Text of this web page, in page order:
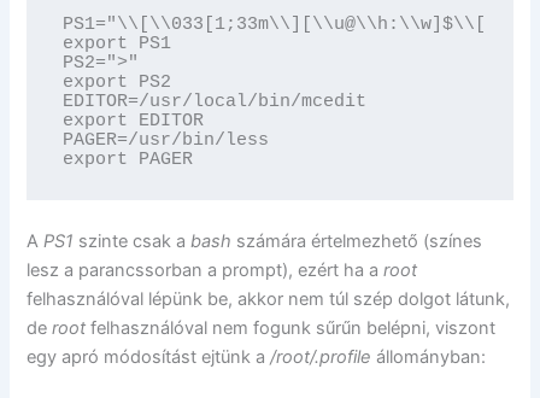
export PS1
PS2=">"
export PS2
EDITOR=/usr/local/bin/mcedit
export EDITOR
PAGER=/usr/bin/less
export PAGER
APS1 szinte csak abash számára értelmezhető (színes
lesz a parancssorban a prompt), ezért ha aroot
felhasználóval lépünk be, akkor nem túl szép dolgot látunk,
deroot felhasználóval nem fogunk sűrűn belépni, viszont
egy apró módosítást ejtünk a/root/.profile állományban: